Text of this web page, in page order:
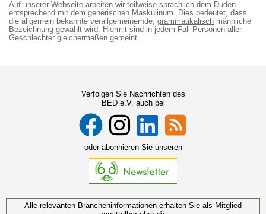
Auf unserer Webseite arbeiten wir teilweise sprachlich dem Duden
entsprechend mit dem generischen Maskulinum. Dies bedeutet, dass
die allgemein bekannte verallgemeinernde, grammatikalisch männliche
Bezeichnung gewählt wird. Hiermit sind in jedem Fall Personen aller
Geschlechter gleichermaßen gemeint.
Verfolgen Sie Nachrichten des
BED e.V. auch bei
oder abonnieren Sie unseren
Alle relevanten Brancheninformationen erhalten Sie als Mitglied